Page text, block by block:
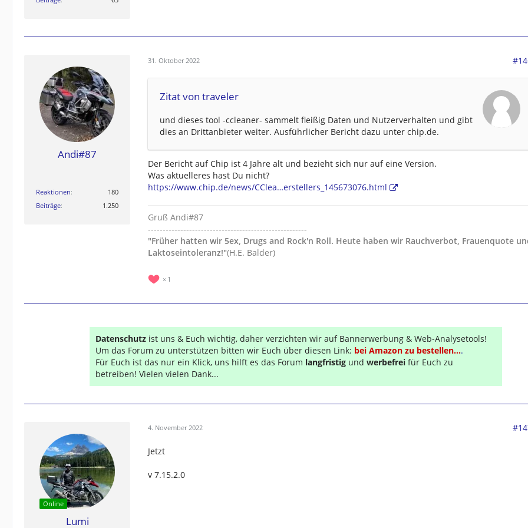
Andi#87
Reaktionen
180
Beiträge
1.250
31. Oktober 2022
Zitat von traveler
und dieses tool -ccleaner- sammelt fleißig Daten und Nutzerverhalten und gibt
dies an Drittanbieter weiter. Ausführlicher Bericht dazu unter chip.de.
Der Bericht auf Chip ist 4 Jahre alt und bezieht sich nur auf eine Version.
Was aktuelleres hast Du nicht?
https://www.chip.de/news/CClea…erstellers_145673076.html
Gruß Andi#87
------------------------------------------------------
"Früher hatten wir 5ex, Drugs and Rock'n Roll. Heute haben wir Rauchverbot, Frauenquote
Laktoseintoleranz!"(H.E. Balder)
1
Datenschutz ist uns & Euch wichtig, daher verzichten wir auf Bannerwerbung & Web-Analysetools!
Um das Forum zu unterstützen bitten wir Euch über diesen Link: bei Amazon zu bestellen....
Für Euch ist das nur ein Klick, uns hilft es das Forum langfristig und werbefrei für Euch zu
betreiben! Vielen vielen Dank...
Online
Lumi
4. November 2022
Jetzt
v 7.15.2.0